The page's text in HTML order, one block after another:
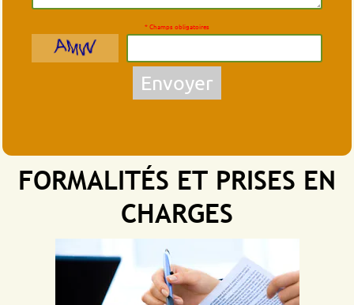
* Champs obligatoires
Envoyer
FORMALITÉS ET PRISES EN
CHARGES